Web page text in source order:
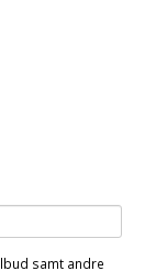
samt andre